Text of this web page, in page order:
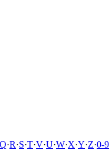
Q·R·S·T·V·U·W·X·Y·Z·0-9